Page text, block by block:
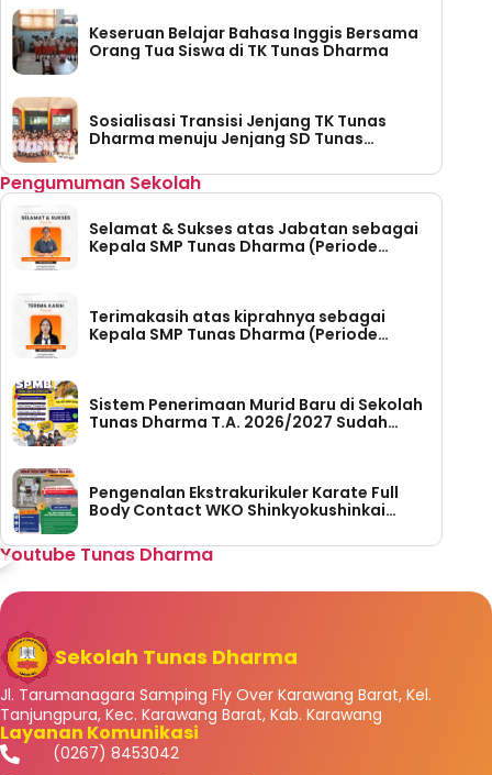
Keseruan Belajar Bahasa Inggis Bersama
Orang Tua Siswa di TK Tunas Dharma
Sosialisasi Transisi Jenjang TK Tunas
Dharma menuju Jenjang SD Tunas
Pengumuman Sekolah
Selamat & Sukses atas Jabatan sebagai
Kepala SMP Tunas Dharma (Periode
Terimakasih atas kiprahnya sebagai
Kepala SMP Tunas Dharma (Periode
Sistem Penerimaan Murid Baru di Sekolah
Tunas Dharma T.A. 2026/2027 Sudah
Pengenalan Ekstrakurikuler Karate Full
Body Contact WKO Shinkyokushinkai
Youtube Tunas Dharma
Sekolah Tunas Dharma
Jl. Tarumanagara Samping Fly Over Karawang Barat, Kel.
Tanjungpura, Kec. Karawang Barat, Kab. Karawang
Layanan Komunikasi
(0267) 8453042